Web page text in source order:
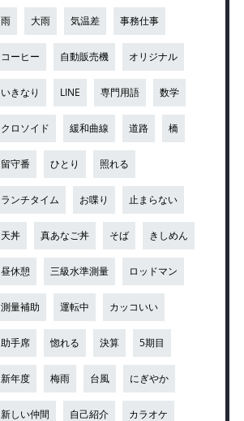
雨 大雨 気温差 事務仕事
コーヒー 自動販売機 オリジナル
いきなり LINE 専門用語 数学
クロソイド 緩和曲線 道路 橋
留守番 ひとり 照れる
ランチタイム お喋り 止まらない
天丼 真あなご丼 そば きしめん
昼休憩 三級水準測量 ロッドマン
測量補助 運転中 カッコいい
助手席 惚れる 決算 5期目
新年度 梅雨 台風 にぎやか
新しい仲間 自己紹介 カラオケ